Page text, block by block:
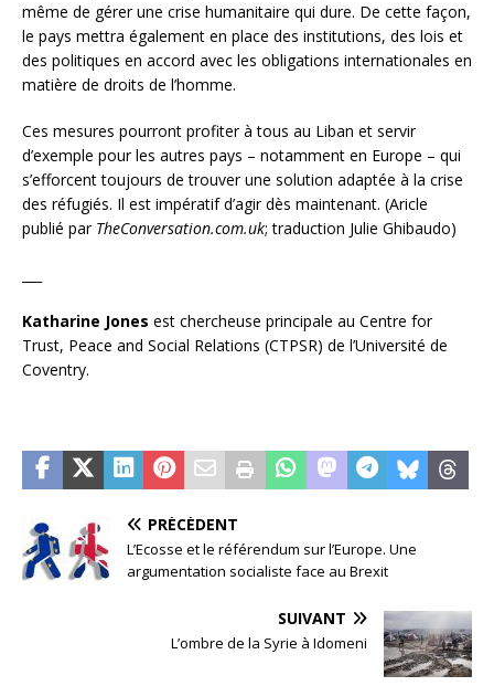
même de gérer une crise humanitaire qui dure. De cette façon,
le pays mettra également en place des institutions, des lois et
des politiques en accord avec les obligations internationales en
matière de droits de l’homme.
Ces mesures pourront profiter à tous au Liban et servir
d’exemple pour les autres pays – notamment en Europe – qui
s’efforcent toujours de trouver une solution adaptée à la crise
des réfugiés. Il est impératif d’agir dès maintenant. (Aricle
publié par TheConversation.com.uk; traduction Julie Ghibaudo)
Katharine Jones est chercheuse principale au Centre for
Trust, Peace and Social Relations (CTPSR) de l’Université de
Coventry.
PRÉCÉDENT
L’Ecosse et le référendum sur l’Europe. Une
argumentation socialiste face au Brexit
SUIVANT
L’ombre de la Syrie à Idomeni